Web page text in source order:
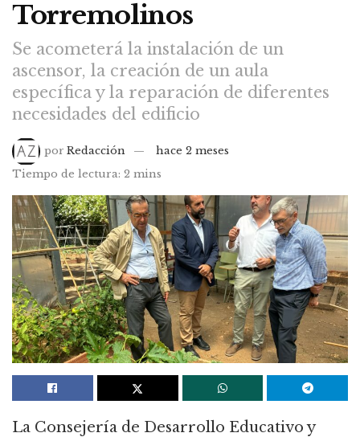
Torremolinos
Se acometerá la instalación de un
ascensor, la creación de un aula
específica y la reparación de diferentes
necesidades del edificio
por Redacción
hace 2 meses
Tiempo de lectura: 2 mins
La Consejería de Desarrollo Educativo y